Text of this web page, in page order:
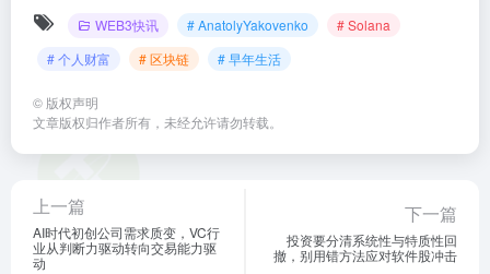
WEB3快讯 # AnatolyYakovenko
# Solana
# 个人财富
# 区块链 # 早年生活
© 版权声明
文章版权归作者所有，未经允许请勿转载。
上一篇
AI时代初创公司需求质变，VC行
业从判断力驱动转向交易能力驱
动
下一篇
投资要分清系统性与特质性回
撤，别用错方法应对软件股冲击